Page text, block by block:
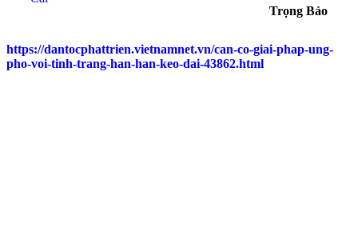
Trọng Bảo
https://dantocphattrien.vietnamnet.vn/can-co-giai-phap-ung-
pho-voi-tinh-trang-han-han-keo-dai-43862.html